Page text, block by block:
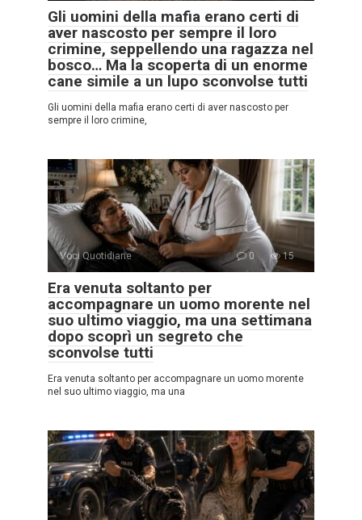
Gli uomini della mafia erano certi di
aver nascosto per sempre il loro
crimine, seppellendo una ragazza nel
bosco… Ma la scoperta di un enorme
cane simile a un lupo sconvolse tutti
Gli uomini della mafia erano certi di aver nascosto per
sempre il loro crimine,
Voci Quotidiane 0 15
Era venuta soltanto per
accompagnare un uomo morente nel
suo ultimo viaggio, ma una settimana
dopo scoprì un segreto che
sconvolse tutti
Era venuta soltanto per accompagnare un uomo morente
nel suo ultimo viaggio, ma una